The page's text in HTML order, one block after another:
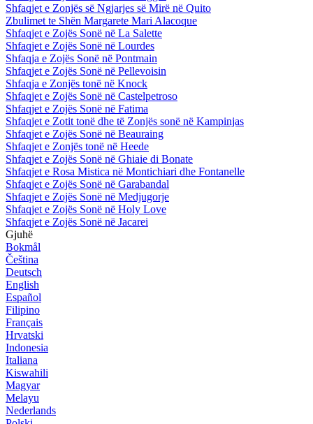
Shfaqjet e Zonjës së Ngjarjes së Mirë në Quito
Zbulimet te Shën Margarete Mari Alacoque
Shfaqjet e Zojës Sonë në La Salette
Shfaqjet e Zojës Sonë në Lourdes
Shfaqja e Zojës Sonë në Pontmain
Shfaqjet e Zojës Sonë në Pellevoisin
Shfaqja e Zonjës tonë në Knock
Shfaqjet e Zojës Sonë në Castelpetroso
Shfaqjet e Zojës Sonë në Fatima
Shfaqjet e Zotit tonë dhe të Zonjës sonë në Kampinjas
Shfaqjet e Zojës Sonë në Beauraing
Shfaqjet e Zonjës tonë në Heede
Shfaqjet e Zojës Sonë në Ghiaie di Bonate
Shfaqjet e Rosa Mistica në Montichiari dhe Fontanelle
Shfaqjet e Zojës Sonë në Garabandal
Shfaqjet e Zojës Sonë në Medjugorje
Shfaqjet e Zojës Sonë në Holy Love
Shfaqjet e Zojës Sonë në Jacarei
Gjuhë
Bokmål
Čeština
Deutsch
English
Español
Filipino
Français
Hrvatski
Indonesia
Italiana
Kiswahili
Magyar
Melayu
Nederlands